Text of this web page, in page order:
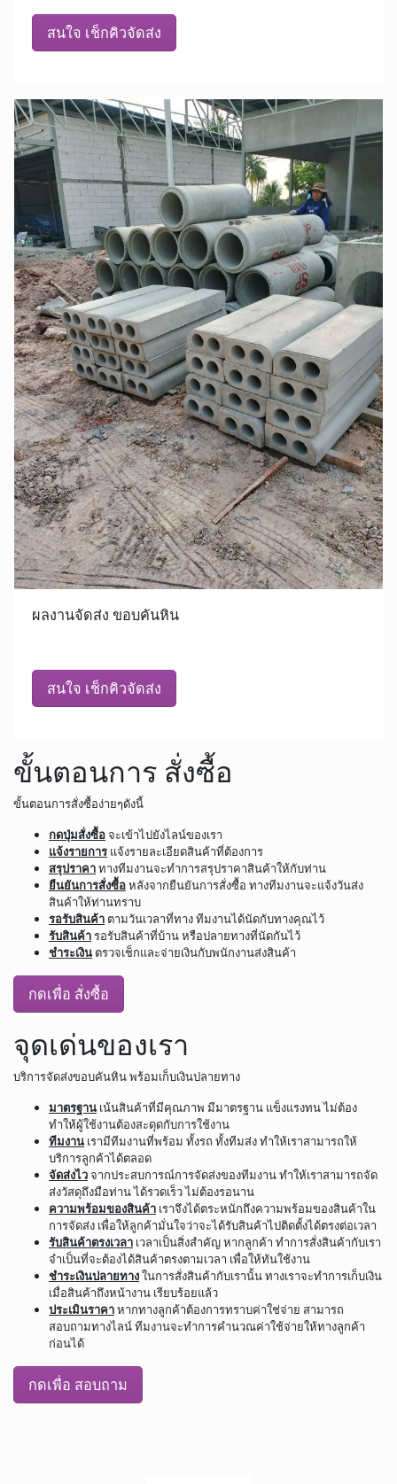
สนใจ เช็กคิวจัดส่ง
ผลงานจัดส่ง ขอบคันหิน
สนใจ เช็กคิวจัดส่ง
ขั้นตอนการ สั่งซื้อ
ขั้นตอนการสั่งซื้อง่ายๆดังนี้
กดปุ่มสั่งซื้อจะเข้าไปยังไลน์ของเรา
แจ้งรายการ แจ้งรายละเอียดสินค้าที่ต้องการ
สรุปราคาทางทีมงานจะทำการสรุปราคาสินค้าให้กับท่าน
ยืนยันการสั่งซื้อหลังจากยืนยันการสั่งซื้อ ทางทีมงานจะแจ้งวันส่ง
สินค้าให้ท่านทราบ
รอรับสินค้า ตามวันเวลาที่ทาง ทีมงานได้นัดกับทางคุณไว้
รับสินค้ารอรับสินค้าที่บ้าน หรือปลายทางที่นัดกันไว้
ชำระเงิน ตรวจเช็กและจ่ายเงินกับพนักงานส่งสินค้า
กดเพื่อ สั่งซื้อ
จุดเด่นของเรา
บริการจัดส่งขอบคันหิน พร้อมเก็บเงินปลายทาง
มาตรฐาน เน้นสินค้าที่มีคุณภาพ มีมาตรฐาน แข็งแรงทน ไม่ต้อง
ทำให้ผู้ใช้งานต้องสะดุดกับการใช้งาน
ทีมงาน เรามีทีมงานที่พร้อม ทั้งรถ ทั้งทีมส่ง ทำให้เราสามารถให้
บริการลูกค้าได้ตลอด
จัดส่งไวจากประสบการณ์การจัดส่งของทีมงาน ทำให้เราสามารถจัด
ส่งวัสดุถึงมือท่าน ได้รวดเร็ว ไม่ต้องรอนาน
ความพร้อมของสินค้า เราจึงได้ตระหนักถึงความพร้อมของสินค้าใน
การจัดส่ง เพื่อให้ลูกค้ามั่นใจว่าจะได้รับสินค้าไปติดตั้งได้ตรงต่อเวลา
รับสินค้าตรงเวลา เวลาเป็นสิ่งสำคัญ หากลูกค้า ทำการสั่งสินค้ากับเรา
จำเป็นที่จะต้องได้สินค้าตรงตามเวลา เพื่อให้ทันใช้งาน
ชำระเงินปลายทางในการสั่งสินค้ากับเรานั้น ทางเราจะทำการเก็บเงิน
เมื่อสินค้าถึงหน้างาน เรียบร้อยแล้ว
ประเมินราคาหากทางลูกค้าต้องการทราบค่าใช่จ่าย สามารถ
สอบถามทางไลน์ ทีมงานจะทำการคำนวณค่าใช้จ่ายให้ทางลูกค้า
ก่อนได้
กดเพื่อ สอบถาม